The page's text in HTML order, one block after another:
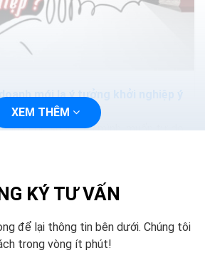
mới lạ ý tưởng khởi nghiệp ý
cuộc sống của mình, muốn tự do
XEM THÊM
KÝ TƯ VẤN
để lại thông tin bên dưới. Chúng tôi
trong vòng ít phút!